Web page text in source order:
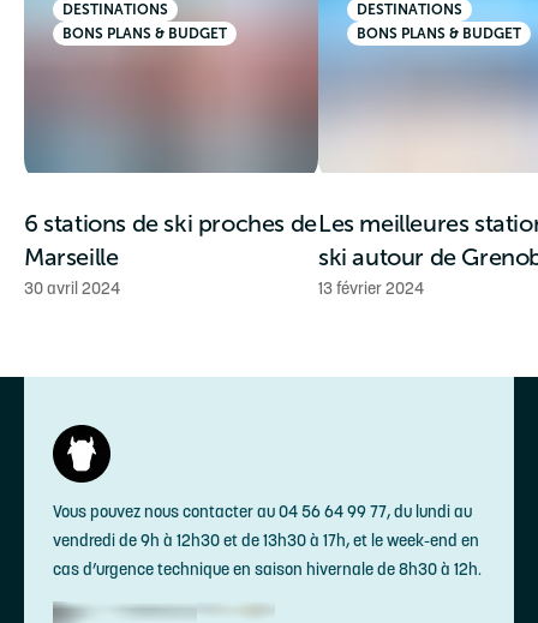
DESTINATIONS
BONS PLANS & BUDGET
6 stations de ski proches de
Marseille
30 avril 2024
DESTINATIONS
BONS PLANS & BUDGET
Les meilleures
ski autour de
13 février 2024
Vous pouvez nous contacter au 04 56 64 99 77, du lundi au
vendredi de 9h à 12h30 et de 13h30 à 17h, et le week-end en
cas d’urgence technique en saison hivernale de 8h30 à 12h.